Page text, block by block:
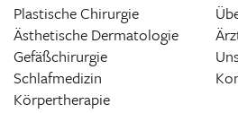
Plastische Chirurgie
Ästhetische Dermatologie
Gefäßchirurgie
Schlafmedizin
Körpertherapie